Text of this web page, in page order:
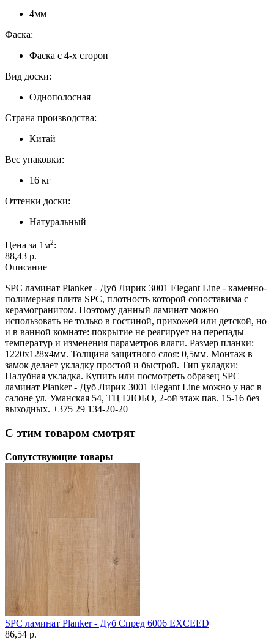
4мм
Фаска:
Фаска с 4-х сторон
Вид доски:
Однополосная
Страна производства:
Китай
Вес упаковки:
16 кг
Оттенки доски:
Натуральный
Цена за 1м2:
88,43 p.
Описание
SPC ламинат Planker - Дуб Лирик 3001 Elegant Line - каменно-
полимерная плита SPC, плотность которой сопоставима с
керамогранитом. Поэтому данный ламинат можно
использовать не только в гостиной, прихожей или детской, но
и в ванной комнате: покрытие не реагирует на перепады
температур и изменения параметров влаги. Размер планки:
1220х128х4мм. Толщина защитного слоя: 0,5мм. Монтаж в
замок делает укладку простой и быстрой. Тип укладки:
Палубная укладка. Купить или посмотреть образец SPC
ламинат Planker - Дуб Лирик 3001 Elegant Line можно у нас в
салоне ул. Уманская 54, ТЦ ГЛОБО, 2-ой этаж пав. 15-16 без
выходных. +375 29 134-20-20
С этим товаром смотрят
Сопутствующие товары
SPC ламинат Planker - Дуб Спред 6006 EXCEED
86,54 p.